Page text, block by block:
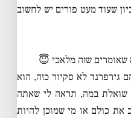
שעוד מעט פורים יש לחשוב
שאומרים שזה מלאכי 😇
גירפרנד לא סקיור כזה, הוא
שואלת במה, תראה לי שאתה
כולם או מי שמוכן להיות